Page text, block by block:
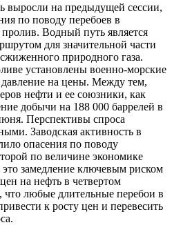
выросли на предыдущей сессии,
по поводу перебоев в
Водный путь является
для значительной части
природного газа.
установлены военно-морские
на цены. Между тем,
нефти и ее союзники, как
добычи на 188 000 баррелей в
Перспективы спроса
Заводская активность в
опасения по поводу
по величине экономике
это замедление ключевым риском
на нефть в четвертом
что любые длительные перебои в
к росту цен и перевесить